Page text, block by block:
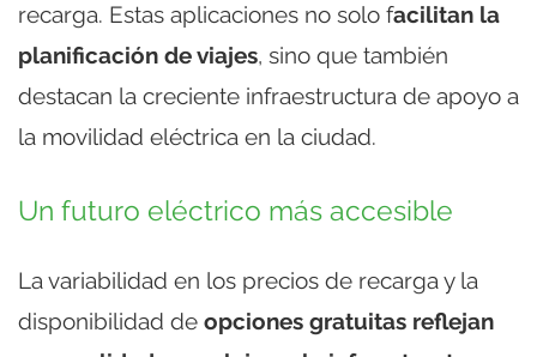
recarga. Estas aplicaciones no solo facilitan la
planificación de viajes, sino que también
destacan la creciente infraestructura de apoyo a
la movilidad eléctrica en la ciudad.
Un futuro eléctrico más accesible
La variabilidad en los precios de recarga y la
disponibilidad de opciones gratuitas reflejan